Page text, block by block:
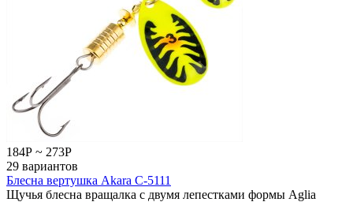
184Р ~ 273Р
29 вариантов
Блесна вертушка Akara C-5111
Щучья блесна вращалка с двумя лепестками формы Aglia